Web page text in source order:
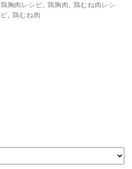
鶏胸肉レシピ ,鶏胸肉 ,鶏むね肉レシ
ピ ,鶏むね肉